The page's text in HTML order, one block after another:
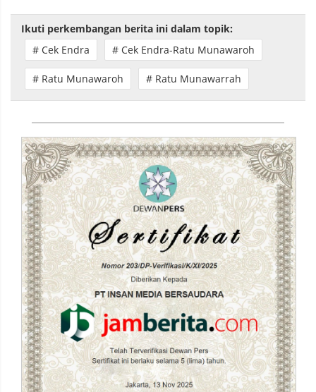
Ikuti perkembangan berita ini dalam topik:
# Cek Endra
# Cek Endra-Ratu Munawaroh
# Ratu Munawaroh # Ratu Munawarrah